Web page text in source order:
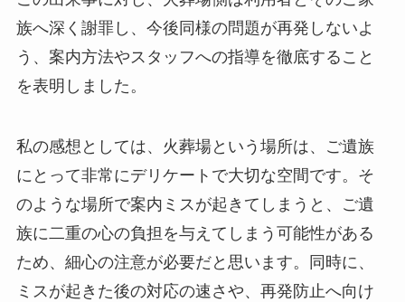
族へ深く謝罪し、今後同様の問題が再発しないよ
う、案内方法やスタッフへの指導を徹底すること
を表明しました。
私の感想としては、火葬場という場所は、ご遺族
にとって非常にデリケートで大切な空間です。そ
のような場所で案内ミスが起きてしまうと、ご遺
族に二重の心の負担を与えてしまう可能性がある
ため、細心の注意が必要だと思います。同時に、
ミスが起きた後の対応の速さや、再発防止へ向け